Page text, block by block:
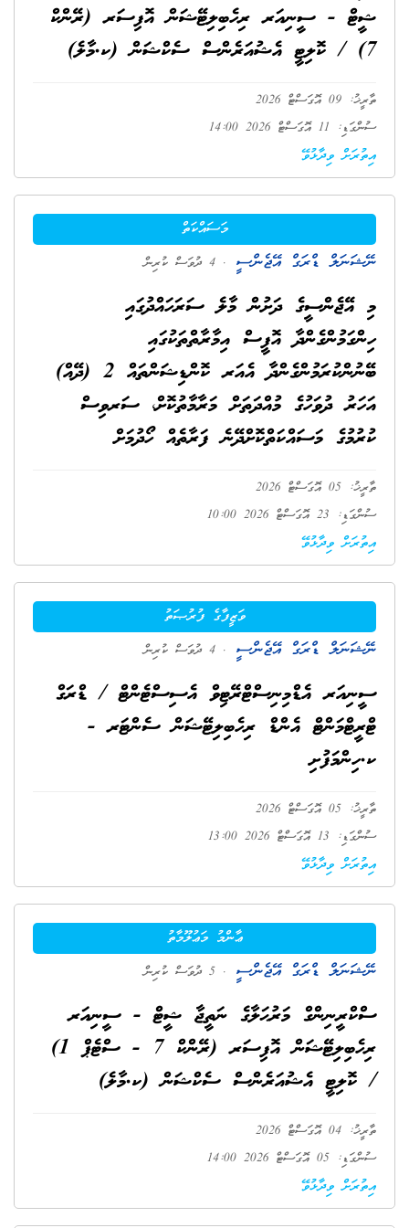
ޝީޓް - ސީނިއަރ ރިހެބިލިޓޭޝަން އޮފިސަރ (ރޭންކް
7) / ކޮލިޓީ އެޝުއަރެންސް ސެކްޝަން (ކ.މާލެ)
ތާރީޚު: 09 އޮގަސްޓް 2026
ސުންގަޑި: 11 އޮގަސްޓް 2026 14:00
އިތުރަށް ވިދާޅުވޭ
މަސައްކަތް
ނޭޝަނަލް ޑްރަގް އޭޖެންސީ . 4 ދުވަސް ކުރިން
މި އޭޖެންސީގެ ދަށުން މާލެ ސަރަހައްދުގައި
ހިންގަމުންގެންދާ އޮފީސް އިމާރާތްތަކުގައި
ބޭނުންކުރަމުންގެންދާ އެއަރ ކޮންޑިޝަންތައް 2 (ދޭއް)
އަހަރު ދުވަހުގެ މުއްދަތަށް މަރާމާތުކޮށް، ސަރވިސް
ކުރުމުގެ މަސައްކަތްކޮށްދޭނެ ފަރާތެއް ހޯދުމަށް
ތާރީޚު: 05 އޮގަސްޓް 2026
ސުންގަޑި: 23 އޮގަސްޓް 2026 10:00
އިތުރަށް ވިދާޅުވޭ
ވަޒީފާގެ ފުރުޞަތު
ނޭޝަނަލް ޑްރަގް އޭޖެންސީ . 4 ދުވަސް ކުރިން
ސީނިއަރ އެޑްމިނިސްޓްރޭޓިވް އެސިސްޓެންޓް / ޑްރަގް
ޓްރީޓްމަންޓް އެންޑް ރިހެބިލިޓޭޝަން ސެންޓަރ -
ކ.ހިންމަފުށި
ތާރީޚު: 05 އޮގަސްޓް 2026
ސުންގަޑި: 13 އޮގަސްޓް 2026 13:00
އިތުރަށް ވިދާޅުވޭ
ޢާންމު މަޢުލޫމާތު
ނޭޝަނަލް ޑްރަގް އޭޖެންސީ . 5 ދުވަސް ކުރިން
ސްކްރީނިންގް މަރުޙަލާގެ ނަތީޖާ ޝީޓް - ސީނިއަރ
ރިހެބިލިޓޭޝަން އޮފިސަރ (ރޭންކް 7 - ސްޓެޕް 1)
/ ކޮލިޓީ އެޝުއަރެންސް ސެކްޝަން (ކ.މާލެ)
ތާރީޚު: 04 އޮގަސްޓް 2026
ސުންގަޑި: 05 އޮގަސްޓް 2026 14:00
އިތުރަށް ވިދާޅުވޭ